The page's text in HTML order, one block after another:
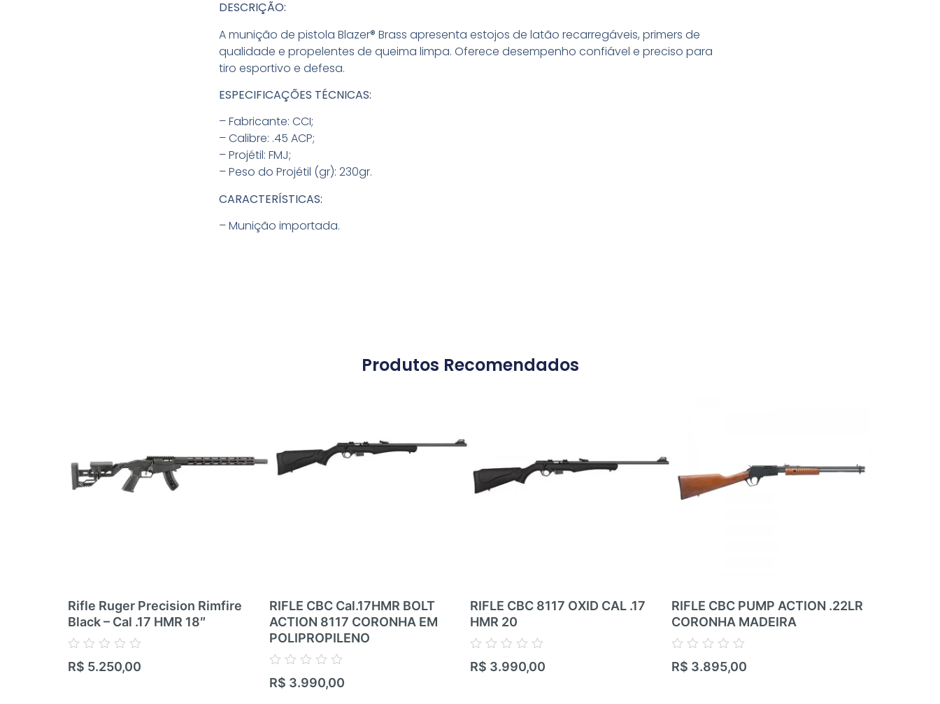
DESCRIÇÃO:
A munição de pistola Blazer® Brass apresenta estojos de latão recarregáveis, primers de
qualidade e propelentes de queima limpa. Oferece desempenho confiável e preciso para
tiro esportivo e defesa.
ESPECIFICAÇÕES TÉCNICAS:
– Fabricante: CCI;
– Calibre: .45 ACP;
– Projétil: FMJ;
– Peso do Projétil (gr): 230gr.
CARACTERÍSTICAS:
– Munição importada.
Produtos Recomendados
Rifle Ruger Precision Rimfire
Black – Cal .17 HMR 18″
Avaliação
0
R$ 5.250,00
RIFLE CBC Cal.17HMR BOLT
ACTION 8117 CORONHA EM
POLIPROPILENO
Avaliação
0
R$ 3.990,00
RIFLE CBC 8117 OXID CAL .17
HMR 20
Avaliação
0
R$ 3.990,00
RIFLE CBC PUMP ACTION .22LR
CORONHA MADEIRA
Avaliação
0
R$ 3.895,00